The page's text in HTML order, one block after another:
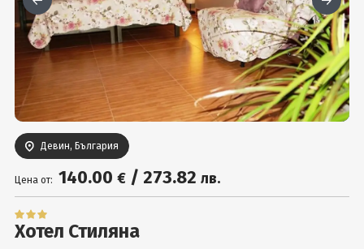
Турция
Гърция
Услуги
Вход
Девин, България
Цена от: 140.00 € / 273.82 лв.
Хотел Стиляна